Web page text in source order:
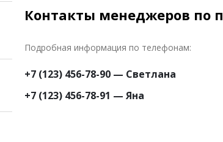
Контакты менеджеров по
Подробная информация по телефонам:
+7 (123) 456-78-90 — Светлана
+7 (123) 456-78-91 — Яна